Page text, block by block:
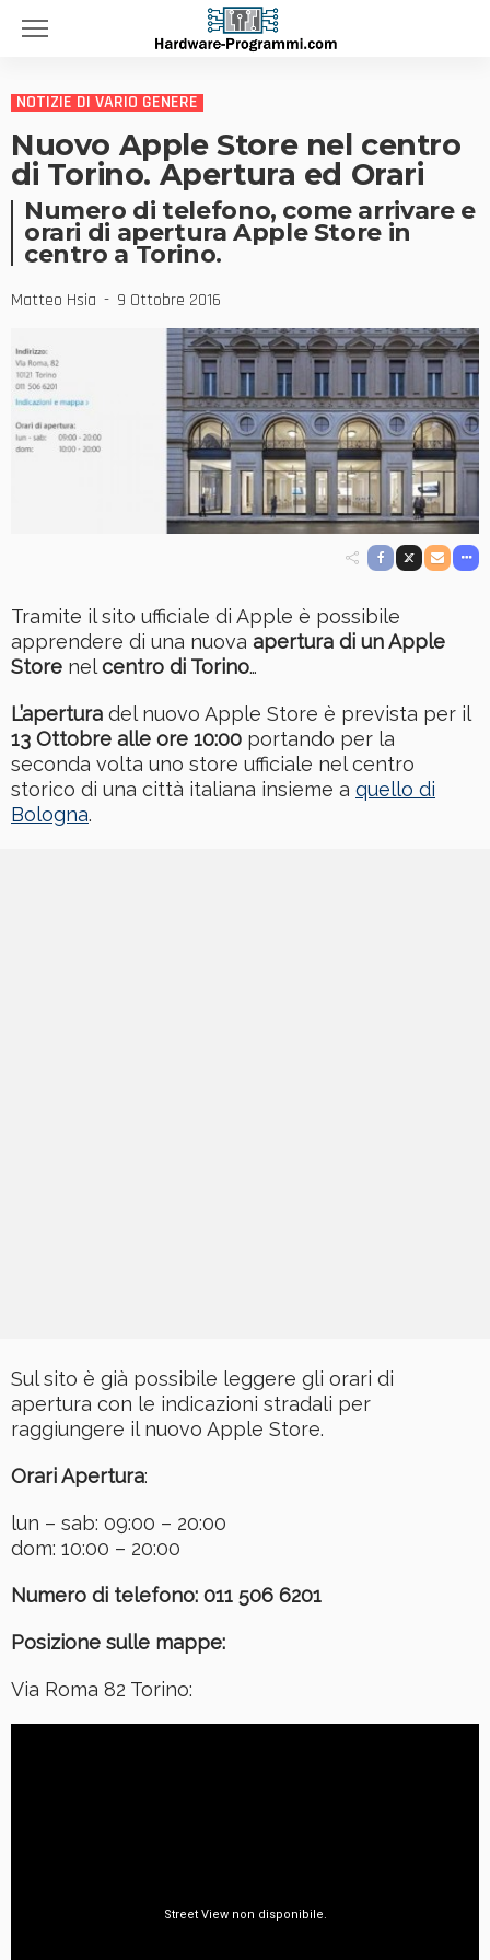
NOTIZIE DI VARIO GENERE
Nuovo Apple Store nel centro
di Torino. Apertura ed Orari
Numero di telefono, come arrivare e
orari di apertura Apple Store in
centro a Torino.
Matteo Hsia 9 Ottobre 2016
Tramite il sito ufficiale di Apple è possibile
apprendere di una nuova apertura di un Apple
Store nelcentro di Torino…
L’apertura del nuovo Apple Store è prevista per il
13 Ottobre alle ore 10:00 portando per la
seconda volta uno store ufficiale nel centro
storico di una città italiana insieme a quello di
Bologna.
Sul sito è già possibile leggere gli orari di
apertura con le indicazioni stradali per
raggiungere il nuovo Apple Store.
Orari Apertura:
lun – sab: 09:00 – 20:00
dom: 10:00 – 20:00
Numero di telefono: 011 506 6201
Posizione sulle mappe:
Via Roma 82 Torino: